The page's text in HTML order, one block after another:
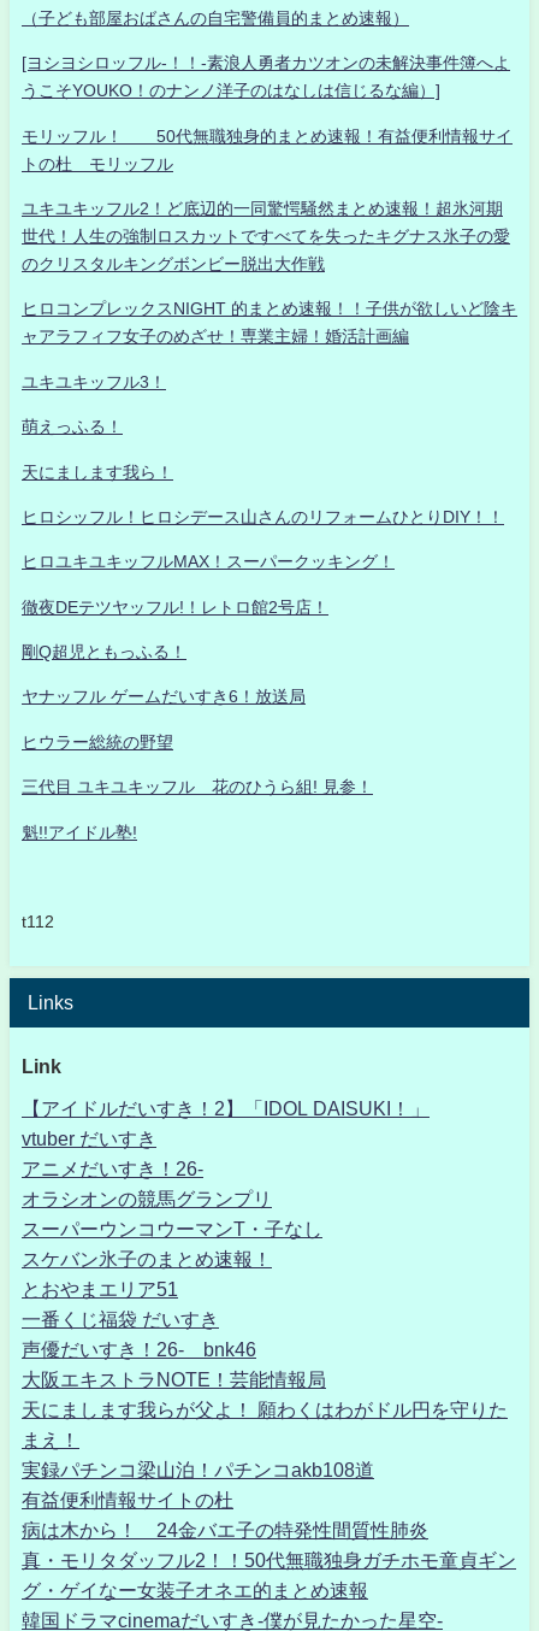
（子ども部屋おばさんの自宅警備員的まとめ速報）
[ヨシヨシロッフル-！！-素浪人勇者カツオンの未解決事件簿へよ
うこそYOUKO！のナンノ洋子のはなしは信じるな編）]
モリッフル！ 50代無職独身的まとめ速報！有益便利情報サイ
トの杜 モリッフル
ユキユキッフル2！ど底辺的一同驚愕騒然まとめ速報！超氷河期
世代！人生の強制ロスカットですべてを失ったキグナス氷子の愛
のクリスタルキングボンビー脱出大作戦
ヒロコンプレックスNIGHT 的まとめ速報！！子供が欲しいど陰キ
ャアラフィフ女子のめざせ！専業主婦！婚活計画編
ユキユキッフル3！
萌えっふる！
天にまします我ら！
ヒロシッフル！ヒロシデース山さんのリフォームひとりDIY！！
ヒロユキユキッフルMAX！スーパークッキング！
徹夜DEテツヤッフル!！レトロ館2号店！
剛Q超児ともっふる！
ヤナッフル ゲームだいすき6！放送局
ヒウラー総統の野望
三代目 ユキユキッフル 花のひうら組! 見参！
魁!!アイドル塾!
t112
Links
Link
【アイドルだいすき！2】「IDOL DAISUKI！」
vtuber だいすき
アニメだいすき！26-
オラシオンの競馬グランプリ
スーパーウンコウーマンT・子なし
スケバン氷子のまとめ速報！
とおやまエリア51
一番くじ福袋 だいすき
声優だいすき！26- bnk46
大阪エキストラNOTE！芸能情報局
天にまします我らが父よ！ 願わくはわがドル円を守りた
まえ！
実録パチンコ梁山泊！パチンコakb108道
有益便利情報サイトの杜
病は木から！ 24金バエ子の特発性間質性肺炎
真・モリタダッフル2！！50代無職独身ガチホモ童貞ギン
グ・ゲイなー女装子オネエ的まとめ速報
韓国ドラマcinemaだいすき-僕が見たかった星空-